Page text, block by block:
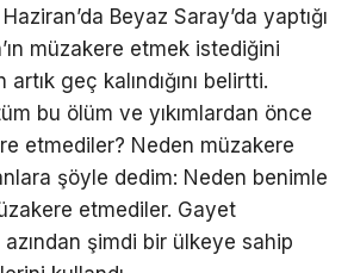
Beyaz Saray’da yaptığı
müzakere etmek istediğini
geç kalındığını belirtti.
bu ölüm ve yıkımlardan önce
etmediler? Neden müzakere
şöyle dedim: Neden benimle
etmediler. Gayet
şimdi bir ülkeye sahip